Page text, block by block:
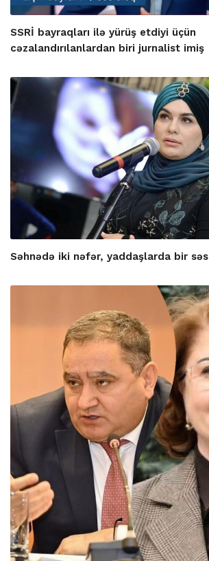
SSRİ bayraqları ilə yürüş etdiyi üçün
cəzalandırılanlardan biri jurnalist imiş
Səhnədə iki nəfər, yaddaşlarda bir səs